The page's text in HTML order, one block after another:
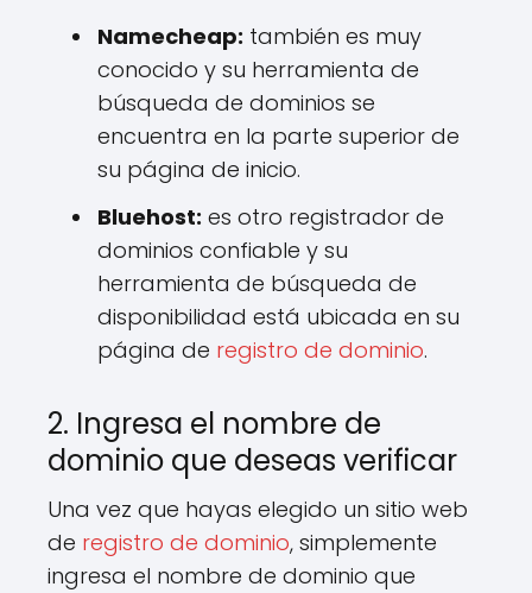
Namecheap: también es muy
conocido y su herramienta de
búsqueda de dominios se
encuentra en la parte superior de
su página de inicio.
Bluehost: es otro registrador de
dominios confiable y su
herramienta de búsqueda de
disponibilidad está ubicada en su
página de registro de dominio.
2. Ingresa el nombre de
dominio que deseas verificar
Una vez que hayas elegido un sitio web
de registro de dominio, simplemente
ingresa el nombre de dominio que